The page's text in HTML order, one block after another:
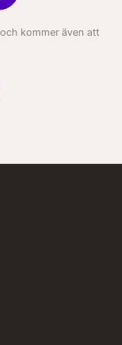
kommer även att